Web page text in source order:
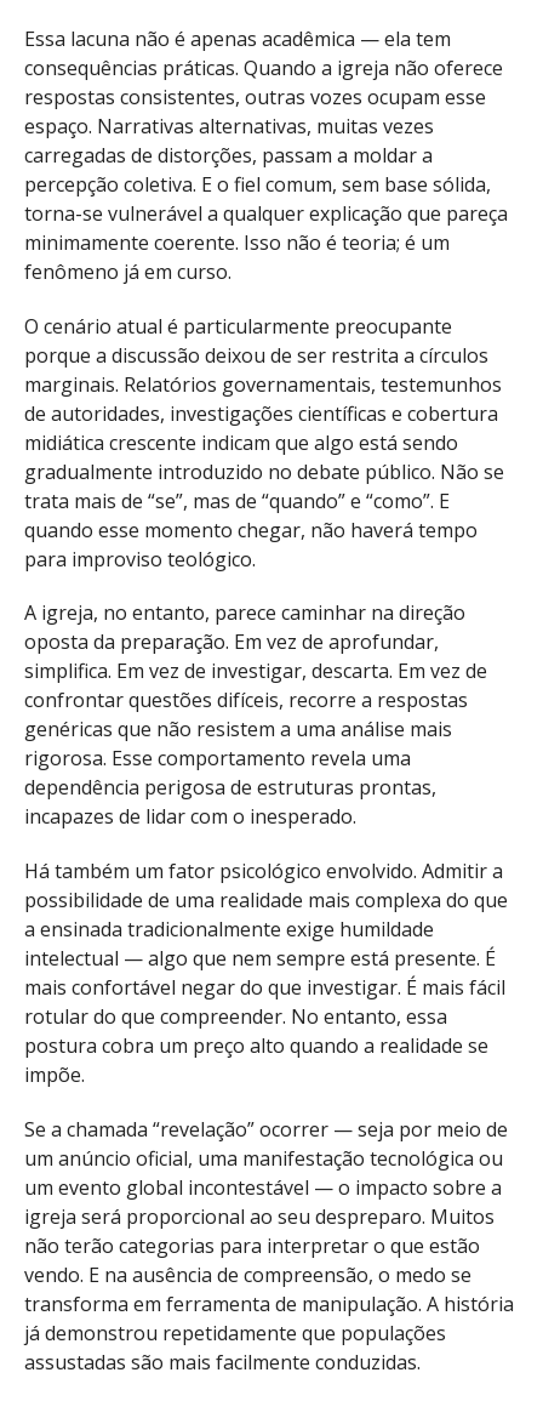
Essa lacuna não é apenas acadêmica — ela tem
consequências práticas. Quando a igreja não oferece
respostas consistentes, outras vozes ocupam esse
espaço. Narrativas alternativas, muitas vezes
carregadas de distorções, passam a moldar a
percepção coletiva. E o fiel comum, sem base sólida,
torna-se vulnerável a qualquer explicação que pareça
minimamente coerente. Isso não é teoria; é um
fenômeno já em curso.
O cenário atual é particularmente preocupante
porque a discussão deixou de ser restrita a círculos
marginais. Relatórios governamentais, testemunhos
de autoridades, investigações científicas e cobertura
midiática crescente indicam que algo está sendo
gradualmente introduzido no debate público. Não se
trata mais de “se”, mas de “quando” e “como”. E
quando esse momento chegar, não haverá tempo
para improviso teológico.
A igreja, no entanto, parece caminhar na direção
oposta da preparação. Em vez de aprofundar,
simplifica. Em vez de investigar, descarta. Em vez de
confrontar questões difíceis, recorre a respostas
genéricas que não resistem a uma análise mais
rigorosa. Esse comportamento revela uma
dependência perigosa de estruturas prontas,
incapazes de lidar com o inesperado.
Há também um fator psicológico envolvido. Admitir a
possibilidade de uma realidade mais complexa do que
a ensinada tradicionalmente exige humildade
intelectual — algo que nem sempre está presente. É
mais confortável negar do que investigar. É mais fácil
rotular do que compreender. No entanto, essa
postura cobra um preço alto quando a realidade se
impõe.
Se a chamada “revelação” ocorrer — seja por meio de
um anúncio oficial, uma manifestação tecnológica ou
um evento global incontestável — o impacto sobre a
igreja será proporcional ao seu despreparo. Muitos
não terão categorias para interpretar o que estão
vendo. E na ausência de compreensão, o medo se
transforma em ferramenta de manipulação. A história
já demonstrou repetidamente que populações
assustadas são mais facilmente conduzidas.